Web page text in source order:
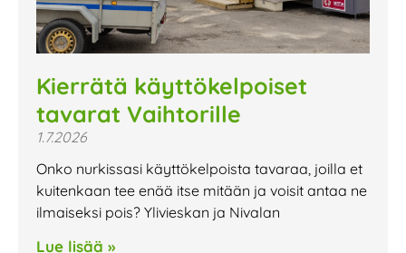
Kierrätä käyttökelpoiset
tavarat Vaihtorille
1.7.2026
Onko nurkissasi käyttökelpoista tavaraa, joilla et
kuitenkaan tee enää itse mitään ja voisit antaa ne
ilmaiseksi pois? Ylivieskan ja Nivalan
Lue lisää »